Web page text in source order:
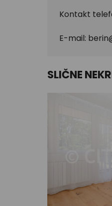
Kontakt
E-mail:
SLIČNE